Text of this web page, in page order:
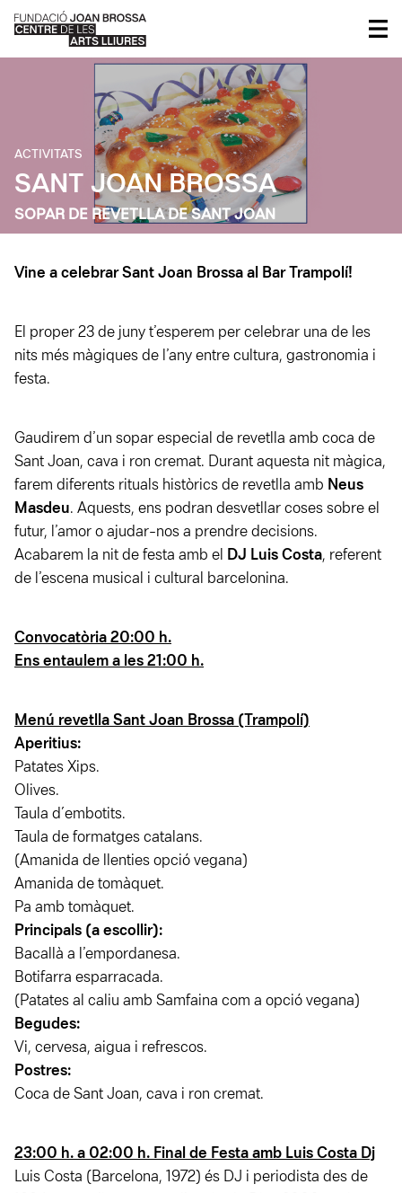
ACTIVITATS
SANT JOAN BROSSA
SOPAR DE REVETLLA DE SANT JOAN
Vine a celebrar Sant Joan Brossa al Bar Trampolí!
El proper 23 de juny t’esperem per celebrar una de les
nits més màgiques de l’any entre cultura, gastronomia i
festa.
Gaudirem d’un sopar especial de revetlla amb coca de
Sant Joan, cava i ron cremat. Durant aquesta nit màgica,
farem diferents rituals històrics de revetlla amb Neus
Masdeu. Aquests, ens podran desvetllar coses sobre el
futur, l’amor o ajudar-nos a prendre decisions.
Acabarem la nit de festa amb el
DJ Luis Costa, referent
de l’escena musical i cultural barcelonina.
Convocatòria 20:00 h.
Ens entaulem a les 21:00 h.
Menú revetlla Sant Joan Brossa (Trampolí)
Aperitius:
Patates Xips.
Olives.
Taula d´embotits.
Taula de formatges catalans.
(Amanida de llenties opció vegana)
Amanida de tomàquet.
Pa amb tomàquet.
Principals (a escollir):
Bacallà a l’empordanesa.
Botifarra esparracada.
(Patates al caliu amb Samfaina com a opció vegana)
Begudes:
Vi, cervesa, aigua i refrescos.
Postres:
Coca de Sant Joan, cava i ron cremat.
23:00 h. a 02:00 h. Final de Festa amb Luis Costa Dj
Luis Costa (Barcelona, 1972) és DJ i periodista des de